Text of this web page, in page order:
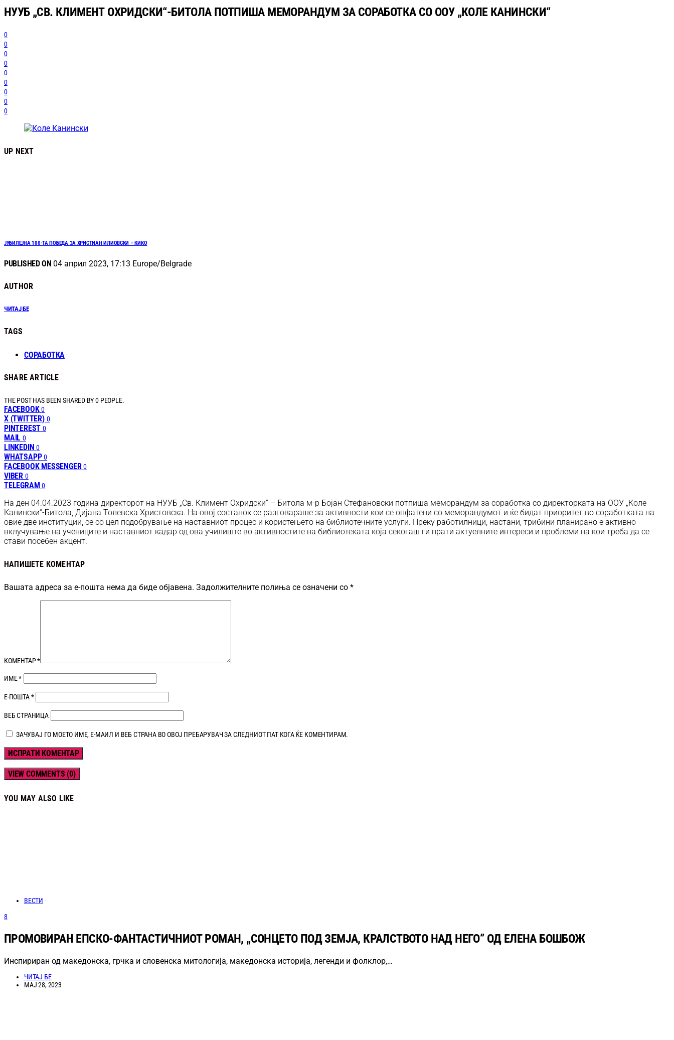
НУУБ „СВ. КЛИМЕНТ ОХРИДСКИ“-БИТОЛА ПОТПИША МЕМОРАНДУМ ЗА СОРАБОТКА СО ООУ „КОЛЕ КАНИНСКИ“
0
0
0
0
0
0
0
0
0
UP NEXT
ЈУБИЛЕЈНА 100-ТА ПОБЕДА ЗА ХРИСТИАН ИЛИОВСКИ – КИКО
PUBLISHED ON 04 април 2023, 17:13 Europe/Belgrade
AUTHOR
ЧИТАЈ БЕ
TAGS
СОРАБОТКА
SHARE ARTICLE
THE POST HAS BEEN SHARED BY0 PEOPLE.
FACEBOOK 0
X (TWITTER) 0
PINTEREST 0
MAIL 0
LINKEDIN 0
WHATSAPP 0
FACEBOOK MESSENGER 0
VIBER 0
TELEGRAM 0
На ден 04.04.2023 година директорот на НУУБ „Св. Климент Охридски“ – Битола м-р Бојан Стефановски потпиша меморандум за соработка со директорката на ООУ „Коле
Канински“-Битола, Дијана Толевска Христовска. На овој состанок се разговараше за активности кои се опфатени со меморандумот и ќе бидат приоритет во соработката на
овие две институции, се со цел подобрување на наставниот процес и користењето на библиотечните услуги. Преку работилници, настани, трибини планирано е активно
вклучување на учениците и наставниот кадар од ова училиште во активностите на библиотеката која секогаш ги прати актуелните интереси и проблеми на кои треба да се
стави посебен акцент.
НАПИШЕТЕ КОМЕНТАР
Вашата адреса за е-пошта нема да биде објавена. Задолжителните полиња се означени со *
КОМЕНТАР*
ИМЕ*
Е-ПОШТА*
ВЕБ СТРАНИЦА
ЗАЧУВАЈ ГО МОЕТО ИМЕ, Е-МАИЛ И ВЕБ СТРАНА ВО ОВОЈ ПРЕБАРУВАЧ ЗА СЛЕДНИОТ ПАТ КОГА ЌЕ КОМЕНТИРАМ.
VIEW COMMENTS (0)
YOU MAY ALSO LIKE
ВЕСТИ
8
ПРОМОВИРАН ЕПСКО-ФАНТАСТИЧНИОТ РОМАН, „СОНЦЕТО ПОД ЗЕМЈА, КРАЛСТВОТО НАД НЕГО” ОД ЕЛЕНА БОШБОЖ
Инспириран од македонска, грчка и словенска митологија, македонска историја, легенди и фолклор,…
ЧИТАЈ БЕ
МАЈ 28, 2023